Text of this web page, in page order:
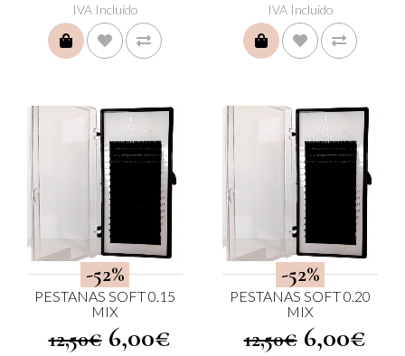
IVA Incluído
COMPRAR
IVA Incluído
COMPRAR
-52%
PESTANAS SOFT 0.15
MIX
12,50€ 6,00€
-52%
PESTANAS SOFT 0.20
MIX
12,50€ 6,00€